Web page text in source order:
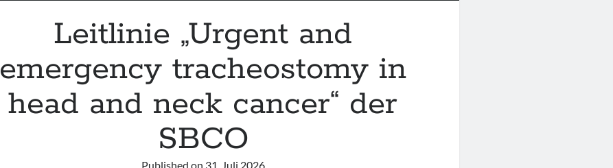
Leitlinie „Urgent and
emergency tracheostomy in
head and neck cancer“ der
SBCO
Published on 31. Juli 2026